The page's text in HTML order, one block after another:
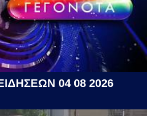
04 08 2026